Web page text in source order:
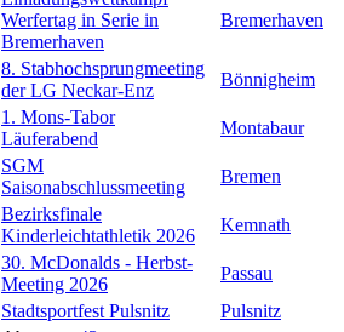
Werfertag in Serie in
Bremerhaven
Bremerhaven
8. Stabhochsprungmeeting
der LG Neckar-Enz
Bönnigheim
1. Mons-Tabor
Läuferabend
Montabaur
SGM
Saisonabschlussmeeting
Bremen
Bezirksfinale
Kinderleichtathletik 2026
Kemnath
30. McDonalds - Herbst-
Meeting 2026
Passau
Stadtsportfest Pulsnitz Pulsnitz